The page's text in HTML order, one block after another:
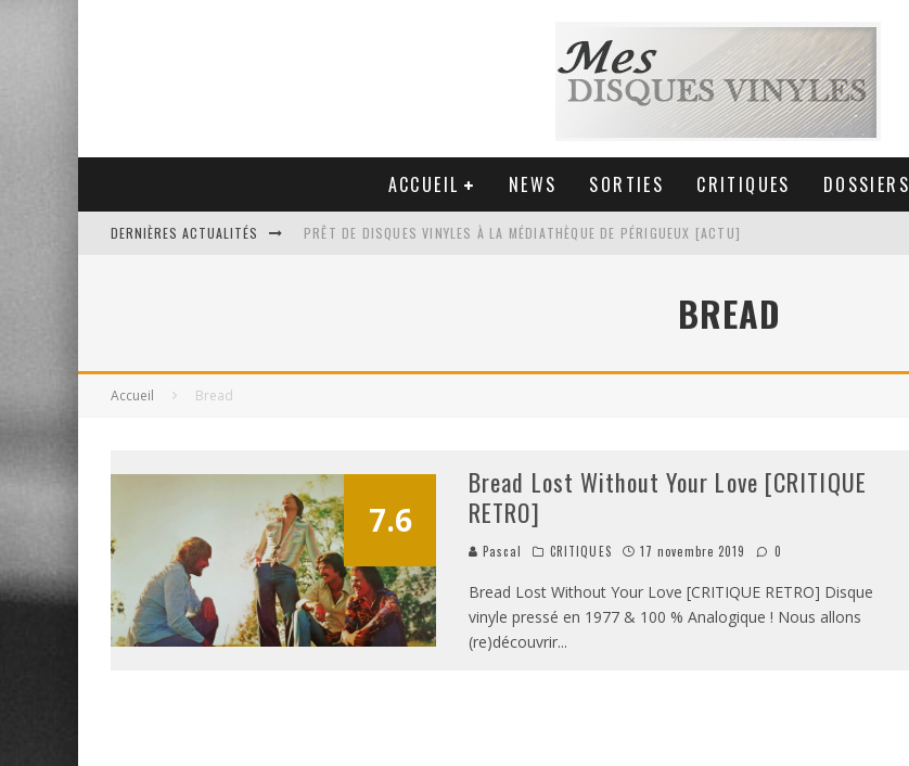
ACCUEIL NEWS SORTIES CRITIQUES DOSSIERS
DERNIÈRES ACTUALITÉS PRÊT DE DISQUES VINYLES À LA MÉDIATHÈQUE DE PÉRIGUEUX [ACTU]
BREAD
Accueil Bread
7.6
Bread Lost Without Your Love [CRITIQUE
RETRO]
Pascal CRITIQUES 17 novembre 2019 0
Bread Lost Without Your Love [CRITIQUE RETRO] Disque
vinyle pressé en 1977 & 100 % Analogique ! Nous allons
(re)découvrir...